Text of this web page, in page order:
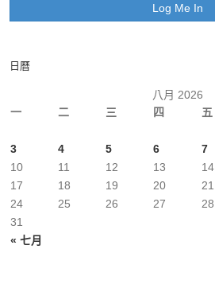
日曆
八月 2026
一
二 三 四 五
« 七月
3
4 5 6 7
10
11 12 13 14
17
18 19 20 21
24
25 26 27 28
31